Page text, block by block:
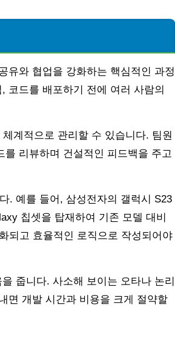
유와 협업을 강화하는 핵심적인 과정
코드를 배포하기 전에 여러 사람의
계적으로 관리할 수 있습니다. 팀원
리뷰하며 건설적인 피드백을 주고
. 예를 들어, 삼성전자의 갤럭시 S23
칩셋을 탑재하여 기존 모델 대비
되고 효율적인 로직으로 작성되어야
줍니다. 사소해 보이는 오타나 논리
면 개발 시간과 비용을 크게 절약할